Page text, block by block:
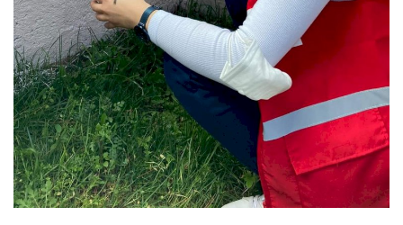
Resmiilan
Gaziantep..